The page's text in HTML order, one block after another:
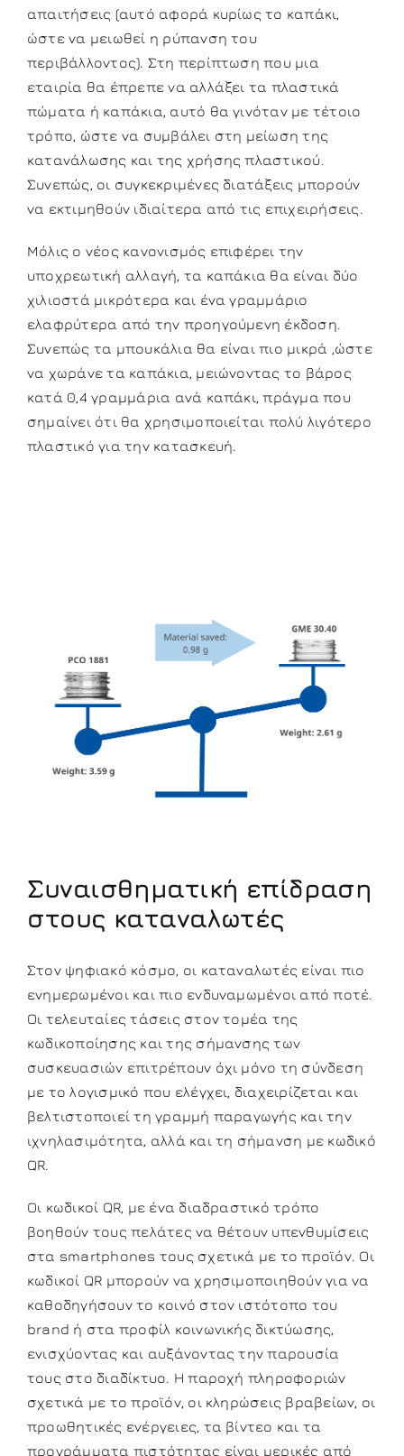
απαιτήσεις (αυτό αφορά κυρίως το καπάκι,
ώστε να μειωθεί η ρύπανση του
περιβάλλοντος). Στη περίπτωση που μια
εταιρία θα έπρεπε να αλλάξει τα πλαστικά
πώματα ή καπάκια, αυτό θα γινόταν με τέτοιο
τρόπο, ώστε να συμβάλει στη μείωση της
κατανάλωσης και της χρήσης πλαστικού.
Συνεπώς, οι συγκεκριμένες διατάξεις μπορούν
να εκτιμηθούν ιδιαίτερα από τις επιχειρήσεις.
Μόλις ο νέος κανονισμός επιφέρει την
υποχρεωτική αλλαγή, τα καπάκια θα είναι δύο
χιλιοστά μικρότερα και ένα γραμμάριο
ελαφρύτερα από την προηγούμενη έκδοση.
Συνεπώς τα μπουκάλια θα είναι πιο μικρά ,ώστε
να χωράνε τα καπάκια, μειώνοντας το βάρος
κατά 0,4 γραμμάρια ανά καπάκι, πράγμα που
σημαίνει ότι θα χρησιμοποιείται πολύ λιγότερο
πλαστικό για την κατασκευή.
Συναισθηματική επίδραση
στους καταναλωτές
Στον ψηφιακό κόσμο, οι καταναλωτές είναι πιο
ενημερωμένοι και πιο ενδυναμωμένοι από ποτέ.
Οι τελευταίες τάσεις στον τομέα της
κωδικοποίησης και της σήμανσης των
συσκευασιών επιτρέπουν όχι μόνο τη σύνδεση
με το λογισμικό που ελέγχει, διαχειρίζεται και
βελτιστοποιεί τη γραμμή παραγωγής και την
ιχνηλασιμότητα, αλλά και τη σήμανση με κωδικό
QR.
Οι κωδικοί QR, με ένα διαδραστικό τρόπο
βοηθούν τους πελάτες να θέτουν υπενθυμίσεις
στα smartphones τους σχετικά με το προϊόν. Οι
κωδικοί QR μπορούν να χρησιμοποιηθούν για να
καθοδηγήσουν το κοινό στον ιστότοπο του
brand ή στα προφίλ κοινωνικής δικτύωσης,
ενισχύοντας και αυξάνοντας την παρουσία
τους στο διαδίκτυο. Η παροχή πληροφοριών
σχετικά με το προϊόν, οι κληρώσεις βραβείων, οι
προωθητικές ενέργειες, τα βίντεο και τα
προγράμματα πιστότητας είναι μερικές από